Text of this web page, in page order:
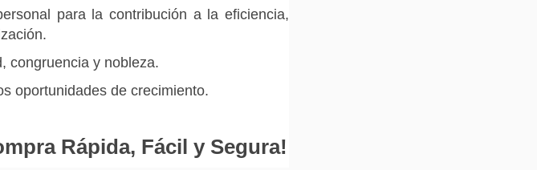
para la contribución a la eficiencia,
congruencia y nobleza.
oportunidades de crecimiento.
Rápida, Fácil y Segura!